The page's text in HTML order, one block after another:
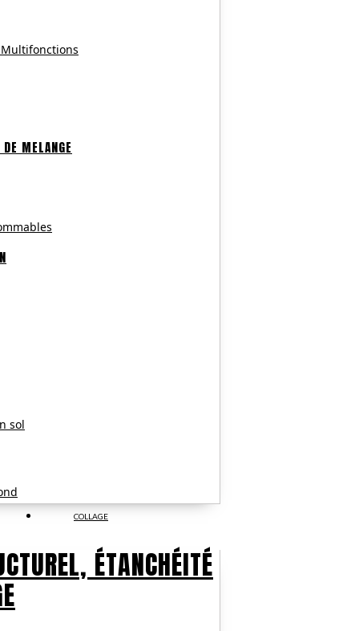
MELANGE
sol
COLLAGE
ÉTANCHÉITÉ